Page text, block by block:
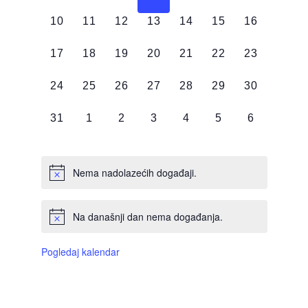
0
10
0
11
0
12
0
13
0
14
0
15
0
16
0
17
0
18
0
19
0
20
0
21
0
22
0
23
0
24
0
25
0
26
0
27
0
28
0
29
0
30
0
31
0
1
0
2
0
3
0
4
0
5
0
6
Nema nadolazećih događaji.
Na današnji dan nema događanja.
Pogledaj kalendar